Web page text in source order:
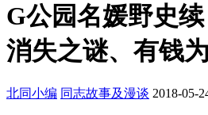
G公园名媛野史
消失之谜、有钱
北同小编 同志故事及漫谈 2018-05-